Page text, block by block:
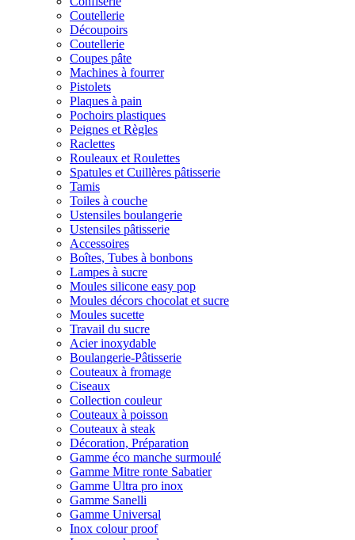
Coutellerie
Découpoirs
Coutellerie
Coupes pâte
Machines à fourrer
Pistolets
Plaques à pain
Pochoirs plastiques
Peignes et Règles
Raclettes
Rouleaux et Roulettes
Spatules et Cuillères pâtisserie
Tamis
Toiles à couche
Ustensiles boulangerie
Ustensiles pâtisserie
Accessoires
Boîtes, Tubes à bonbons
Lampes à sucre
Moules silicone easy pop
Moules décors chocolat et sucre
Moules sucette
Travail du sucre
Acier inoxydable
Boulangerie-Pâtisserie
Couteaux à fromage
Ciseaux
Collection couleur
Couteaux à poisson
Couteaux à steak
Décoration, Préparation
Gamme éco manche surmoulé
Gamme Mitre ronte Sabatier
Gamme Ultra pro inox
Gamme Sanelli
Gamme Universal
Inox colour proof